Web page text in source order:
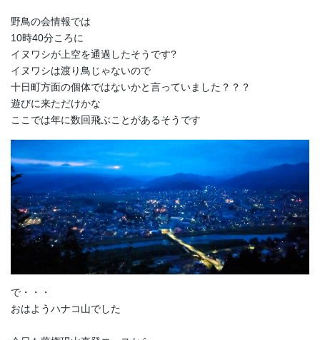
野鳥の会情報では
10時40分ころに
イヌワシが上空を通過したそうです?
イヌワシは渡り鳥じゃないので
十日町方面の個体ではないかと言っていました？？？
遊びに来ただけかな
ここでは年に数回飛ぶことがあるそうです
で・・・
おはようハナコ山でした